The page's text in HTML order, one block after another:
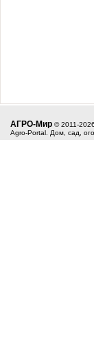
АГРО-Мир © 2011-2026
Agro-Portal. Дом, сад,